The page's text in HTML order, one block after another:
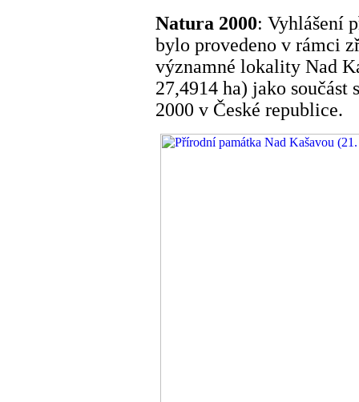
Natura 2000: Vyhlášení
bylo provedeno v rámci
významné lokality Nad
27,4914 ha) jako součást
2000 v České republice.